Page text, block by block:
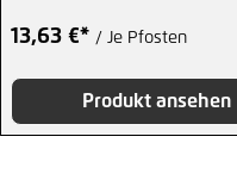
13,63 €* / Je Pfosten
Produkt ansehen